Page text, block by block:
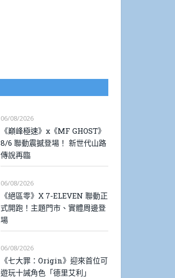
06/08/2026
《巔峰極速》x《MF GHOST》
8/6 聯動震撼登場！ 新世代山路
傳說再臨
06/08/2026
《絕區零》X 7-ELEVEN 聯動正
式開跑！主題門市、實體周邊登
場
06/08/2026
《七大罪：Origin》迎來首位可
遊玩十誡角色「德里艾利」